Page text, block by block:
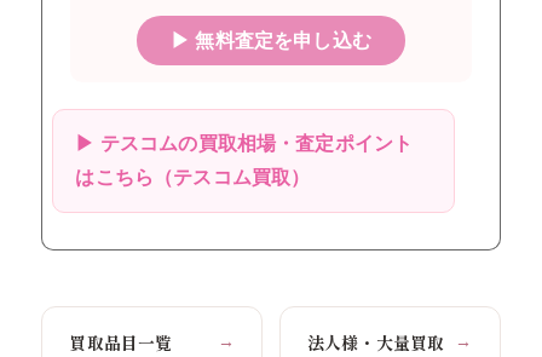
▶ 無料査定を申し込む
▶ テスコムの買取相場・査定ポイント
はこちら（テスコム買取）
買取品目一覧 → 法人様・大量買取 →